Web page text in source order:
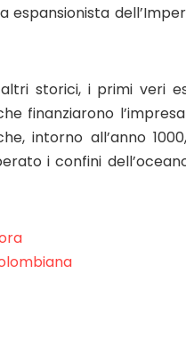
espansionista
storici, i primi veri
finanziarono
intorno all’anno
i confini